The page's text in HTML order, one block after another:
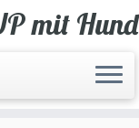
mit Hund